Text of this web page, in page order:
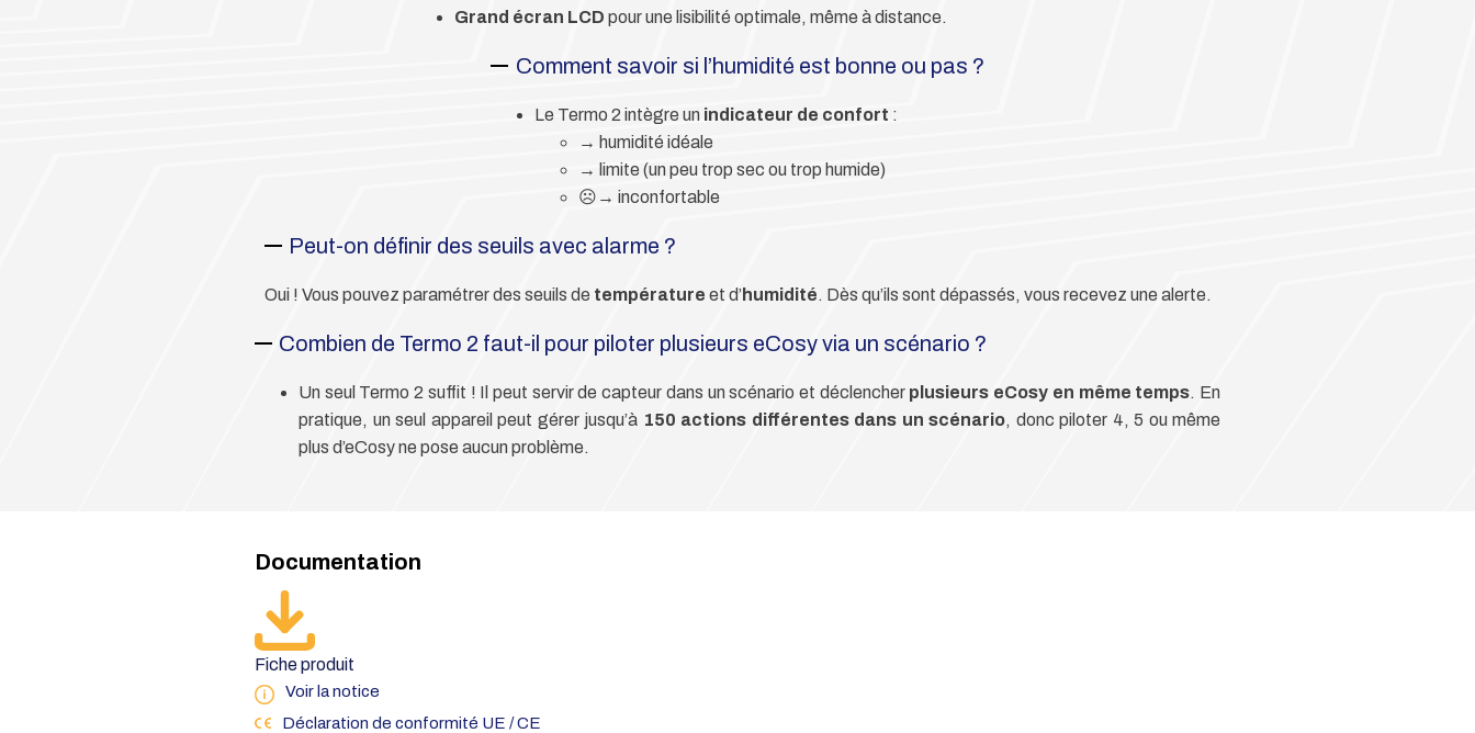
Grand écran LCD pour une lisibilité optimale, même à distance.
Comment savoir si l’humidité est bonne ou pas ?
Le Termo 2 intègre un indicateur de confort :
→ humidité idéale
→ limite (un peu trop sec ou trop humide)
☹️→ inconfortable
Peut-on définir des seuils avec alarme ?
Oui ! Vous pouvez paramétrer des seuils de température et d’humidité. Dès qu’ils sont dépassés, vous recevez une alerte.
Combien de Termo 2 faut-il pour piloter plusieurs eCosy via un scénario ?
Un seul Termo 2 suffit ! Il peut servir de capteur dans un scénario et déclencher plusieurs eCosy en même temps. En
pratique, un seul appareil peut gérer jusqu’à 150 actions différentes dans un scénario, donc piloter 4, 5 ou même
plus d’eCosy ne pose aucun problème.
Documentation
Fiche produit
Voir la notice
Déclaration de conformité UE / CE